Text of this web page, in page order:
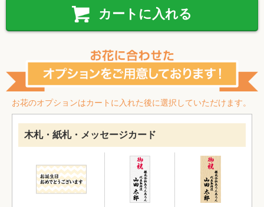
カートに入れる
お花のオプションはカートに入れた後に選択していただけます。
木札・紙札・メッセージカード